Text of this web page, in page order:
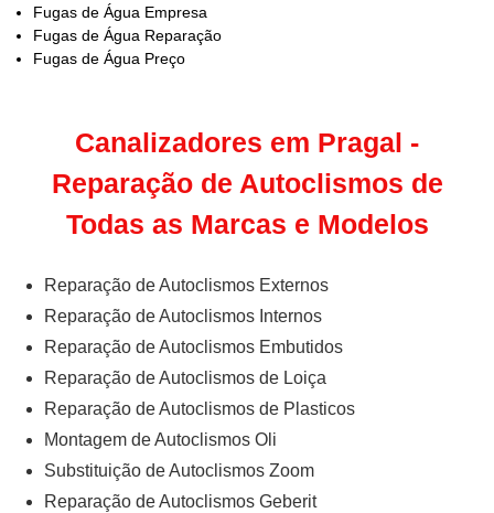
Fugas de Água Empresa
Fugas de Água Reparação
Fugas de Água Preço
Canalizadores em Pragal -
Reparação de Autoclismos de
Todas as Marcas e Modelos
Reparação de Autoclismos Externos
Reparação de Autoclismos Internos
Reparação de Autoclismos Embutidos
Reparação de Autoclismos de Loiça
Reparação de Autoclismos de Plasticos
Montagem de Autoclismos Oli
Substituição de Autoclismos Zoom
Reparação de Autoclismos Geberit